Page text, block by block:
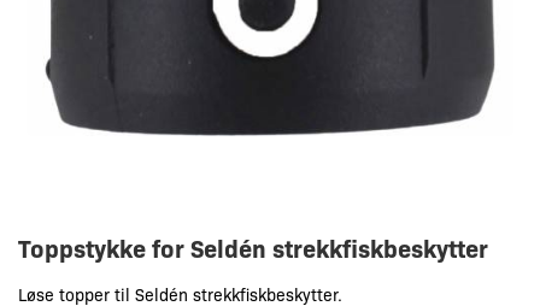
Toppstykke for Seldén strekkfiskbeskytter
Løse topper til Seldén strekkfiskbeskytter.